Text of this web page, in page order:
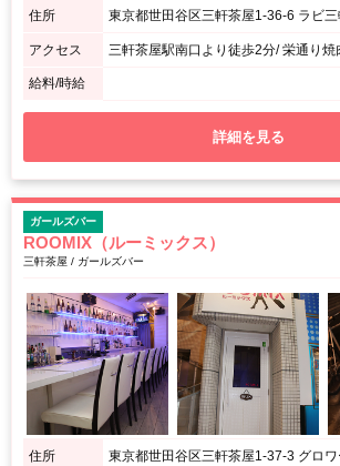
住所 東京都世田谷区三軒茶屋1-36-6 ラビ
アクセス
給料/時給
詳細を見る
ガールズバー
ROOMIX（ルーミックス）
三軒茶屋 / ガールズバー
住所 東京都世田谷区三軒茶屋1-37-3 グロワ